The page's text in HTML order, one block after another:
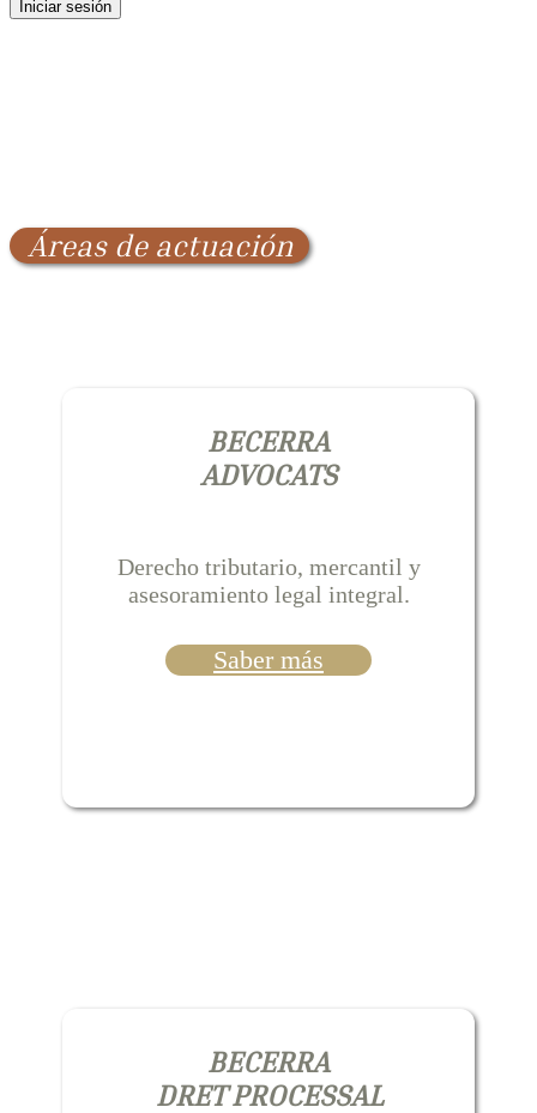
Iniciar sesión
Áreas de actuación
BECERRA
ADVOCATS
Derecho tributario, mercantil y
asesoramiento legal integral.
Saber más
BECERRA
DRET PROCESSAL